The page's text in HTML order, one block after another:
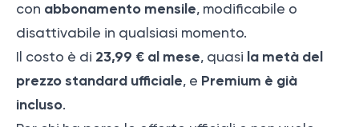
con abbonamento mensile, modificabile o
disattivabile in qualsiasi momento.
Il costo è di 23,99 € al mese, quasi la metà del
prezzo standard ufficiale, e Premium è già
incluso.